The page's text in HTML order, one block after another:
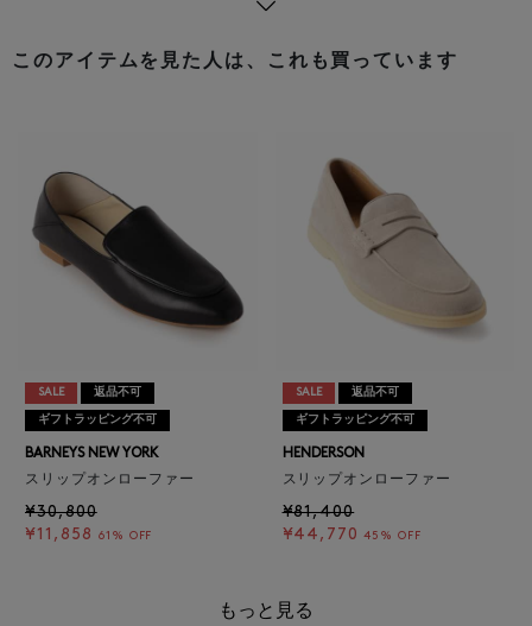
このアイテムを見た人は、これも買っています
SALE 返品不可
ギフトラッピング不可
BARNEYS NEW YORK
スリップオンローファー
¥30,800
¥11,858
61% OFF
SALE 返品不可
ギフトラッピング不可
HENDERSON
スリップオンローファー
¥81,400
¥44,770 45% OFF
もっと見る